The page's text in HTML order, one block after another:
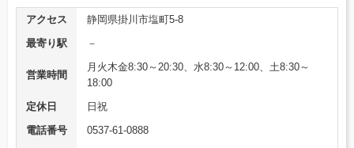
アクセス
静岡県掛川市塩町5-8
最寄り駅
－
営業時間
月火木金8:30～20:30、水8:30～12:00、土8:30～
18:00
定休日
日祝
電話番号
0537-61-0888